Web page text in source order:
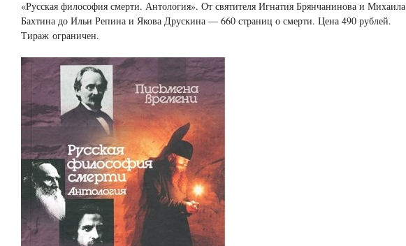
«Русская философия смерти. Антология». От святителя Игнатия Брянчанинова и Михаила
Бахтина до Ильи Репина и Якова Друскина — 660 страниц о смерти. Цена 490 рублей.
Тираж ограничен.